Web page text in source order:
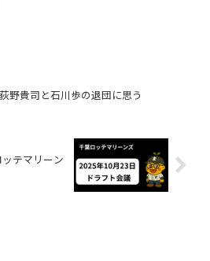
荻野貴司と石川歩の退団に思う
テマリーン